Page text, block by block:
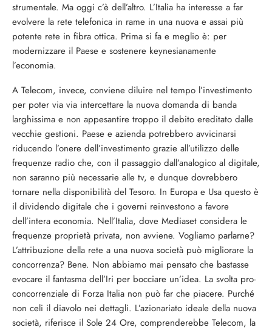
strumentale. Ma oggi c’è dell’altro. L’Italia ha interesse a far
evolvere la rete telefonica in rame in una nuova e assai più
potente rete in fibra ottica. Prima si fa e meglio è: per
modernizzare il Paese e sostenere keynesianamente
l’economia.
A Telecom, invece, conviene diluire nel tempo l’investimento
per poter via via intercettare la nuova domanda di banda
larghissima e non appesantire troppo il debito ereditato dalle
vecchie gestioni. Paese e azienda potrebbero avvicinarsi
riducendo l’onere dell’investimento grazie all’utilizzo delle
frequenze radio che, con il passaggio dall’analogico al digitale,
non saranno più necessarie alle tv, e dunque dovrebbero
tornare nella disponibilità del Tesoro. In Europa e Usa questo è
il dividendo digitale che i governi reinvestono a favore
dell’intera economia. Nell’Italia, dove Mediaset considera le
frequenze proprietà privata, non avviene. Vogliamo parlarne?
L’attribuzione della rete a una nuova società può migliorare la
concorrenza? Bene. Non abbiamo mai pensato che bastasse
evocare il fantasma dell’Iri per bocciare un’idea. La svolta pro-
concorrenziale di Forza Italia non può far che piacere. Purché
non celi il diavolo nei dettagli. L’azionariato ideale della nuova
società, riferisce il Sole 24 Ore, comprenderebbe Telecom, la